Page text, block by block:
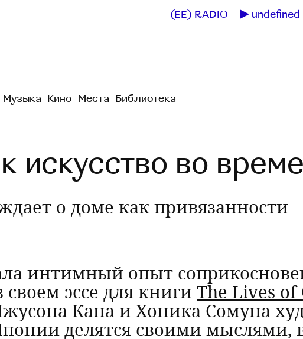
(EE) RADIO
Музыка Кино Места Библиотека
искусство во
о доме как привязанности
интимный опыт
эссе для книги The Lives of
Кана и Хоника Сомуна
делятся своими мыслями,